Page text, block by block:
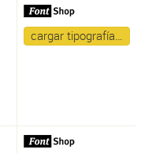
cargar tipografía…